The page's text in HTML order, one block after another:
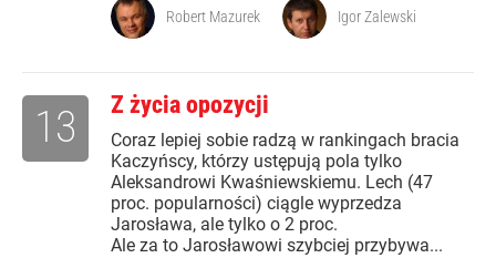
Robert Mazurek Igor Zalewski
Z życia opozycji
Coraz lepiej sobie radzą w rankingach bracia
Kaczyńscy, którzy ustępują pola tylko
Aleksandrowi Kwaśniewskiemu. Lech (47
proc. popularności) ciągle wyprzedza
Jarosława, ale tylko o 2 proc.
Ale za to Jarosławowi szybciej przybywa...
13